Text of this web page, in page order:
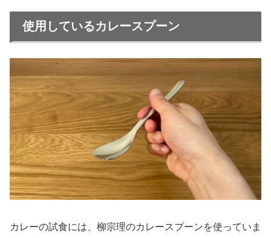
使用しているカレースプーン
カレーの試食には、柳宗理のカレースプーンを使っていま